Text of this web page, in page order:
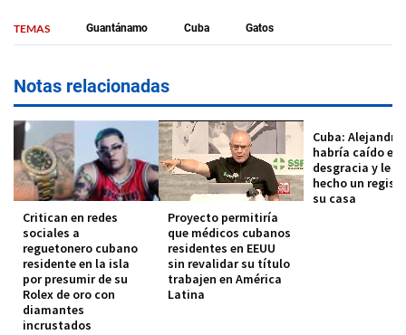
TEMAS Guantánamo Cuba Gatos
Notas relacionadas
Critican en redes
sociales a
reguetonero cubano
residente en la isla
por presumir de su
Rolex de oro con
diamantes
incrustados
Proyecto permitiría
que médicos cubanos
residentes en EEUU
sin revalidar su título
trabajen en América
Latina
Cuba: Alejandro
habría caído en
desgracia y le
hecho un
su casa